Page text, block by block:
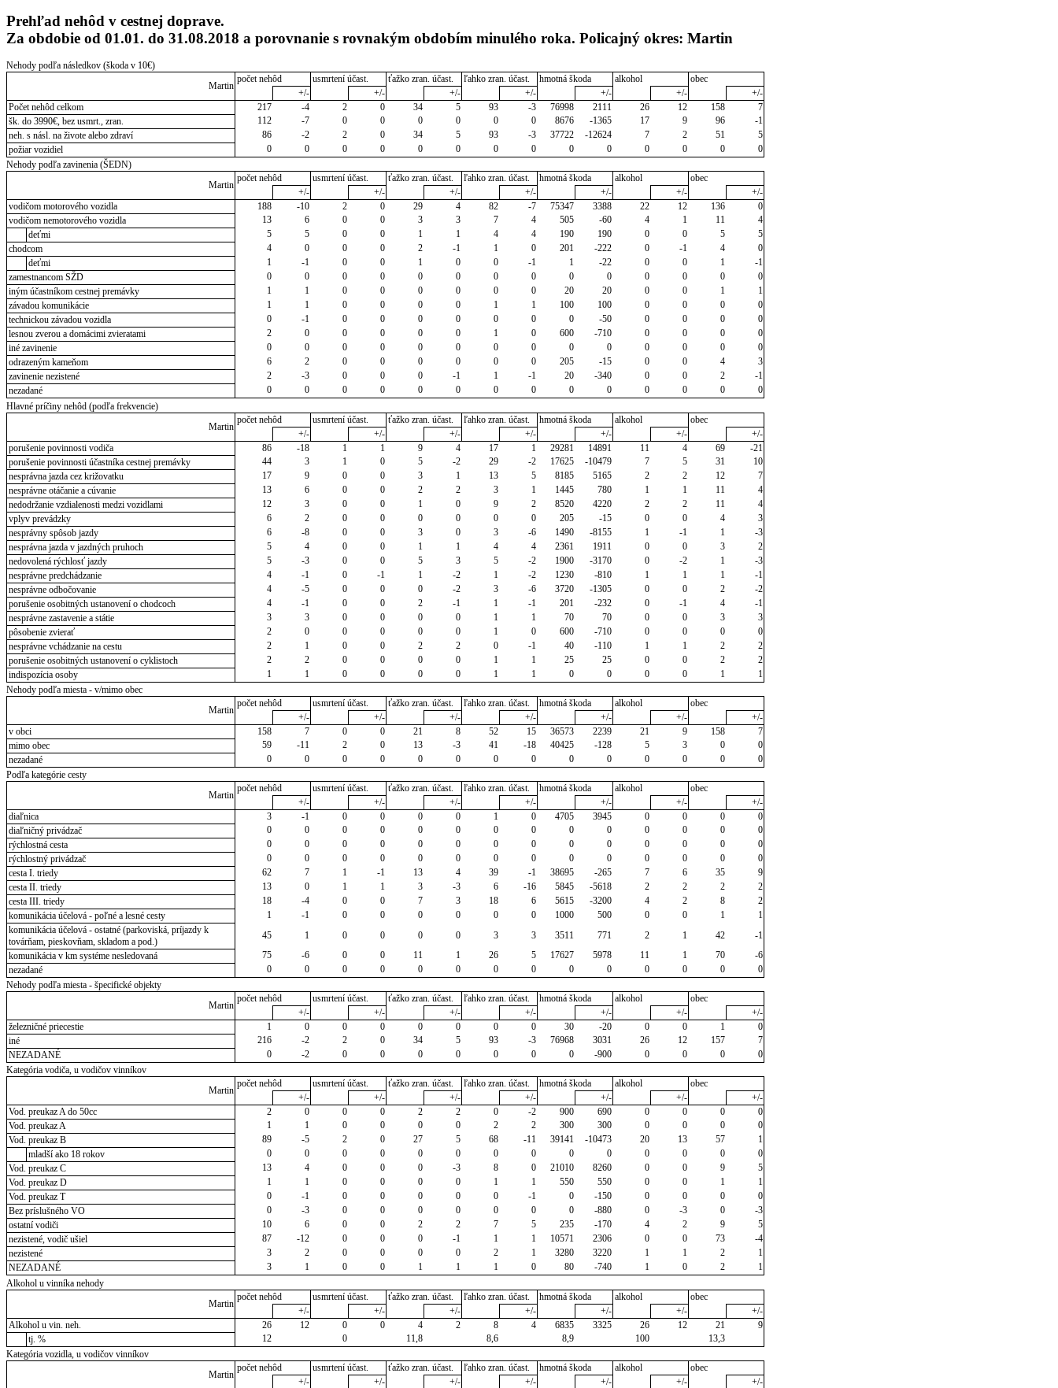
Prehľad nehôd v cestnej doprave.
Za obdobie od 01.01. do 31.08.2018 a porovnanie s rovnakým obdobím minulého roka. Policajný okres: Martin
Nehody podľa následkov (škoda v 10€)
Martin
počet nehôd usmrtení účast. ťažko zran. účast. ľahko zran. účast. hmotná škoda alkohol
obec
+/-
+/- +/- +/- +/- +/-
+/-
Počet nehôd celkom
217 -4 2 0 34 5 93 -3 76998 2111 26 12 158
7
šk. do 3990€, bez usmrt., zran.
112 -7 0 0 0 0 0 0 8676 -1365 17 9 96
-1
neh. s násl. na živote alebo zdraví
86 -2 2 0 34 5 93 -3 37722 -12624 7 2 51
5
požiar vozidiel
0 0 0 0 0 0 0 0 0 0 0 0 0
0
Nehody podľa zavinenia (ŠEDN)
Martin
počet nehôd usmrtení účast. ťažko zran. účast. ľahko zran. účast. hmotná škoda alkohol
obec
+/-
+/- +/- +/- +/- +/-
+/-
vodičom motorového vozidla
188 -10 2 0 29 4 82 -7 75347 3388 22 12 136
0
vodičom nemotorového vozidla
13 6 0 0 3 3 7 4 505 -60 4 1 11
4
deťmi
5 5 0 0 1 1 4 4 190 190 0 0 5
5
chodcom
4 0 0 0 2 -1 1 0 201 -222 0 -1 4
0
deťmi
1 -1 0 0 1 0 0 -1 1 -22 0 0 1
-1
zamestnancom SŽD
0 0 0 0 0 0 0 0 0 0 0 0 0
0
iným účastníkom cestnej premávky
1 1 0 0 0 0 0 0 20 20 0 0 1
1
závadou komunikácie
1 1 0 0 0 0 1 1 100 100 0 0 0
0
technickou závadou vozidla
0 -1 0 0 0 0 0 0 0 -50 0 0 0
0
lesnou zverou a domácimi zvieratami
2 0 0 0 0 0 1 0 600 -710 0 0 0
0
iné zavinenie
0 0 0 0 0 0 0 0 0 0 0 0 0
0
odrazeným kameňom
6 2 0 0 0 0 0 0 205 -15 0 0 4
3
zavinenie nezistené
2 -3 0 0 0 -1 1 -1 20 -340 0 0 2
-1
nezadané
0 0 0 0 0 0 0 0 0 0 0 0 0
0
Hlavné príčiny nehôd (podľa frekvencie)
Martin
počet nehôd usmrtení účast. ťažko zran. účast. ľahko zran. účast. hmotná škoda alkohol
obec
+/-
+/- +/- +/- +/- +/-
+/-
porušenie povinnosti vodiča
86 -18 1 1 9 4 17 1 29281 14891 11 4 69
-21
porušenie povinnosti účastníka cestnej premávky
44 3 1 0 5 -2 29 -2 17625 -10479 7 5 31
10
nesprávna jazda cez križovatku
17 9 0 0 3 1 13 5 8185 5165 2 2 12
7
nesprávne otáčanie a cúvanie
13 6 0 0 2 2 3 1 1445 780 1 1 11
4
nedodržanie vzdialenosti medzi vozidlami
12 3 0 0 1 0 9 2 8520 4220 2 2 11
4
vplyv prevádzky
6 2 0 0 0 0 0 0 205 -15 0 0 4
3
nesprávny spôsob jazdy
6 -8 0 0 3 0 3 -6 1490 -8155 1 -1 1
-3
nesprávna jazda v jazdných pruhoch
5 4 0 0 1 1 4 4 2361 1911 0 0 3
2
nedovolená rýchlosť jazdy
5 -3 0 0 5 3 5 -2 1900 -3170 0 -2 1
-3
nesprávne predchádzanie
4 -1 0 -1 1 -2 1 -2 1230 -810 1 1 1
-1
nesprávne odbočovanie
4 -5 0 0 0 -2 3 -6 3720 -1305 0 0 2
-2
porušenie osobitných ustanovení o chodcoch
4 -1 0 0 2 -1 1 -1 201 -232 0 -1 4
-1
nesprávne zastavenie a státie
3 3 0 0 0 0 1 1 70 70 0 0 3
3
pôsobenie zvierať
2 0 0 0 0 0 1 0 600 -710 0 0 0
0
nesprávne vchádzanie na cestu
2 1 0 0 2 2 0 -1 40 -110 1 1 2
2
porušenie osobitných ustanovení o cyklistoch
2 2 0 0 0 0 1 1 25 25 0 0 2
2
indispozícia osoby
1 1 0 0 0 0 1 1 0 0 0 0 1
1
Nehody podľa miesta - v/mimo obec
Martin
počet nehôd usmrtení účast. ťažko zran. účast. ľahko zran. účast. hmotná škoda alkohol
obec
+/-
+/- +/- +/- +/- +/-
+/-
v obci
158 7 0 0 21 8 52 15 36573 2239 21 9 158
7
mimo obec
59 -11 2 0 13 -3 41 -18 40425 -128 5 3 0
0
nezadané
0 0 0 0 0 0 0 0 0 0 0 0 0
0
Podľa kategórie cesty
Martin
počet nehôd usmrtení účast. ťažko zran. účast. ľahko zran. účast. hmotná škoda alkohol
obec
+/-
+/- +/- +/- +/- +/-
+/-
diaľnica
3 -1 0 0 0 0 1 0 4705 3945 0 0 0
0
diaľničný privádzač
0 0 0 0 0 0 0 0 0 0 0 0 0
0
rýchlostná cesta
0 0 0 0 0 0 0 0 0 0 0 0 0
0
rýchlostný privádzač
0 0 0 0 0 0 0 0 0 0 0 0 0
0
cesta I. triedy
62 7 1 -1 13 4 39 -1 38695 -265 7 6 35
9
cesta II. triedy
13 0 1 1 3 -3 6 -16 5845 -5618 2 2 2
2
cesta III. triedy
18 -4 0 0 7 3 18 6 5615 -3200 4 2 8
2
komunikácia účelová - poľné a lesné cesty
1 -1 0 0 0 0 0 0 1000 500 0 0 1
1
komunikácia účelová - ostatné (parkoviská, príjazdy k
továrňam, pieskovňam, skladom a pod.)
45 1 0 0 0 0 3 3 3511 771 2 1 42
-1
komunikácia v km systéme nesledovaná
75 -6 0 0 11 1 26 5 17627 5978 11 1 70
-6
nezadané
0 0 0 0 0 0 0 0 0 0 0 0 0
0
Nehody podľa miesta - špecifické objekty
Martin
počet nehôd usmrtení účast. ťažko zran. účast. ľahko zran. účast. hmotná škoda alkohol
obec
+/-
+/- +/- +/- +/- +/-
+/-
železničné priecestie
1 0 0 0 0 0 0 0 30 -20 0 0 1
0
iné
216 -2 2 0 34 5 93 -3 76968 3031 26 12 157
7
NEZADANÉ
0 -2 0 0 0 0 0 0 0 -900 0 0 0
0
Kategória vodiča, u vodičov vinníkov
Martin
počet nehôd usmrtení účast. ťažko zran. účast. ľahko zran. účast. hmotná škoda alkohol
obec
+/-
+/- +/- +/- +/- +/-
+/-
Vod. preukaz A do 50cc
2 0 0 0 2 2 0 -2 900 690 0 0 0
0
Vod. preukaz A
1 1 0 0 0 0 2 2 300 300 0 0 0
0
Vod. preukaz B
89 -5 2 0 27 5 68 -11 39141 -10473 20 13 57
1
mladší ako 18 rokov
0 0 0 0 0 0 0 0 0 0 0 0 0
0
Vod. preukaz C
13 4 0 0 0 -3 8 0 21010 8260 0 0 9
5
Vod. preukaz D
1 1 0 0 0 0 1 1 550 550 0 0 1
1
Vod. preukaz T
0 -1 0 0 0 0 0 -1 0 -150 0 0 0
0
Bez príslušného VO
0 -3 0 0 0 0 0 0 0 -880 0 -3 0
-3
ostatní vodiči
10 6 0 0 2 2 7 5 235 -170 4 2 9
5
nezistené, vodič ušiel
87 -12 0 0 0 -1 1 1 10571 2306 0 0 73
-4
nezistené
3 2 0 0 0 0 2 1 3280 3220 1 1 2
1
NEZADANÉ
3 1 0 0 1 1 1 0 80 -740 1 0 2
1
Alkohol u vinníka nehody
Martin
počet nehôd usmrtení účast. ťažko zran. účast. ľahko zran. účast. hmotná škoda alkohol
obec
+/-
+/- +/- +/- +/- +/-
+/-
Alkohol u vin. neh.
26 12 0 0 4 2 8 4 6835 3325 26 12 21
9
tj. %
12 0 11,8 8,6 8,9 100
13,3
Kategória vozidla, u vodičov vinníkov
Martin
počet nehôd usmrtení účast. ťažko zran. účast. ľahko zran. účast. hmotná škoda alkohol
obec
+/-
+/- +/- +/- +/- +/-
+/-